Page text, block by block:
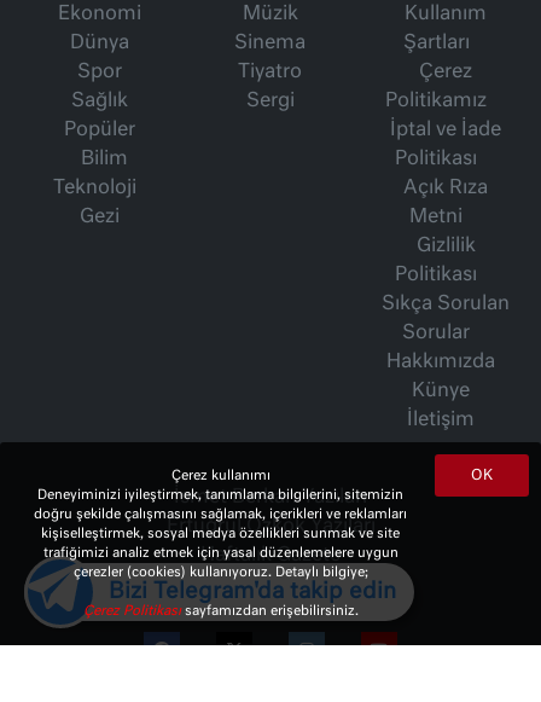
Ekonomi
Dünya
Spor
Sağlık
Popüler
Bilim
Teknoloji
Gezi
Müzik
Sinema
Tiyatro
Sergi
Kullanım
Şartları
Çerez
Politikamız
İptal ve İade
Politikası
Açık Rıza
Metni
Gizlilik
Politikası
Sıkça Sorulan
Sorular
Hakkımızda
Künye
İletişim
İsmet Berkan Yazıları
Ertuğrul Özkök Yazıları
Haftalık Gazete
OK
Çerez kullanımı
Deneyiminizi iyileştirmek, tanımlama bilgilerini, sitemizin
doğru şekilde çalışmasını sağlamak, içerikleri ve reklamları
kişiselleştirmek, sosyal medya özellikleri sunmak ve site
trafiğimizi analiz etmek için yasal düzenlemelere uygun
çerezler (cookies) kullanıyoruz. Detaylı bilgiye;
Çerez Politikasısayfamızdan erişebilirsiniz.
Bizi Telegram'da takip edin